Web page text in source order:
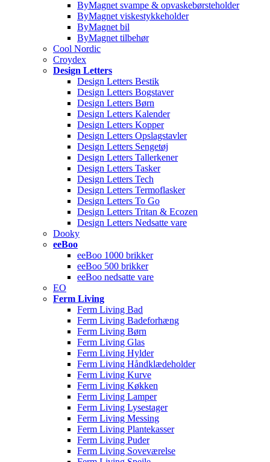
ByMagnet svampe & opvaskebørsteholder
ByMagnet viskestykkeholder
ByMagnet bil
ByMagnet tilbehør
Cool Nordic
Croydex
Design Letters
Design Letters Bestik
Design Letters Bogstaver
Design Letters Børn
Design Letters Kalender
Design Letters Kopper
Design Letters Opslagstavler
Design Letters Sengetøj
Design Letters Tallerkener
Design Letters Tasker
Design Letters Tech
Design Letters Termoflasker
Design Letters To Go
Design Letters Tritan & Ecozen
Design Letters Nedsatte vare
Dooky
eeBoo
eeBoo 1000 brikker
eeBoo 500 brikker
eeBoo nedsatte vare
EO
Ferm Living
Ferm Living Bad
Ferm Living Badeforhæng
Ferm Living Børn
Ferm Living Glas
Ferm Living Hylder
Ferm Living Håndklædeholder
Ferm Living Kurve
Ferm Living Køkken
Ferm Living Lamper
Ferm Living Lysestager
Ferm Living Messing
Ferm Living Plantekasser
Ferm Living Puder
Ferm Living Soveværelse